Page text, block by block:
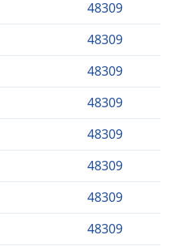
48309
48309
48309
48309
48309
48309
48309
48309